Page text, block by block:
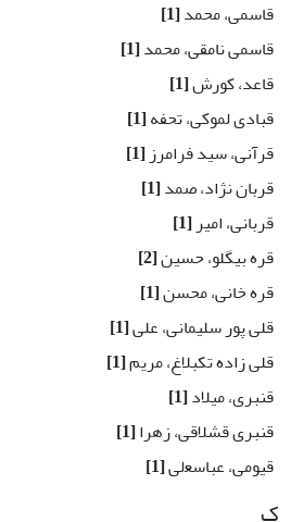
قاسمی، محمد[1]
قاسمی نامقی، محمد[1]
قاعد، کورش[1]
قبادی لموکی، تحفه[1]
قرآنی، سید فرامرز[1]
قربان نژاد، صمد[1]
قربانی، امیر[1]
قره بیگلو، حسین[2]
قره خانی، محسن[1]
قلی پور سلیمانی، علی[1]
قلی زاده تکبلاغ، مریم[1]
قنبری، میلاد[1]
قنبری قشلاقی، زهرا[1]
قیومی، ﻋﺒﺎﺳﻌلی[1]